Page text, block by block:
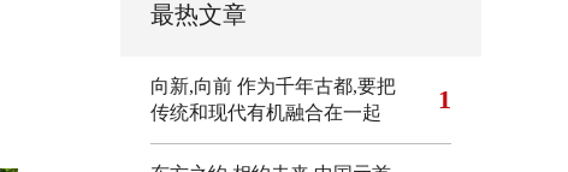
最热文章
向新,向前 作为千年古都,要把
传统和现代有机融合在一起
1